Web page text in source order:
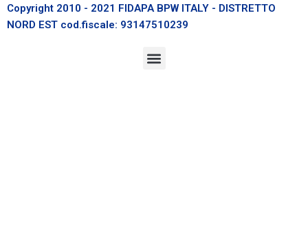
Copyright 2010 - 2021 FIDAPA BPW ITALY - DISTRETTO
NORD EST cod.fiscale: 93147510239